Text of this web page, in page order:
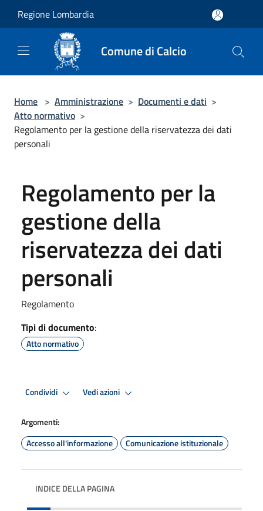
Regione Lombardia
Comune di Calcio
Home > Amministrazione > Documenti e dati >
Atto normativo >
Regolamento per la gestione della riservatezza dei dati
personali
Regolamento per la
gestione della
riservatezza dei dati
personali
Regolamento
Tipi di documento:
Atto normativo
Condividi Vedi azioni
Argomenti:
Accesso all'informazione
Comunicazione istituzionale
INDICE DELLA PAGINA